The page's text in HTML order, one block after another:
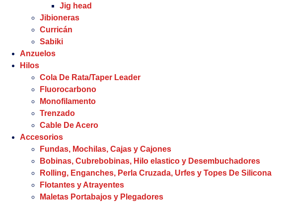
Jig head
Jibioneras
Curricán
Sabiki
Anzuelos
Hilos
Cola De Rata/Taper Leader
Fluorocarbono
Monofilamento
Trenzado
Cable De Acero
Accesorios
Fundas, Mochilas, Cajas y Cajones
Bobinas, Cubrebobinas, Hilo elastico y Desembuchadores
Rolling, Enganches, Perla Cruzada, Urfes y Topes De Silicona
Flotantes y Atrayentes
Maletas Portabajos y Plegadores